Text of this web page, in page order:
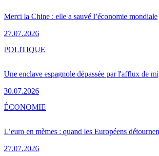
Merci la Chine : elle a sauvé l’économie mondiale
27.07.2026
Une enclave espagnole dépassée par l'afflux de
30.07.2026
POLITIQUE
L’euro en mèmes : quand les Européens
27.07.2026
ÉCONOMIE